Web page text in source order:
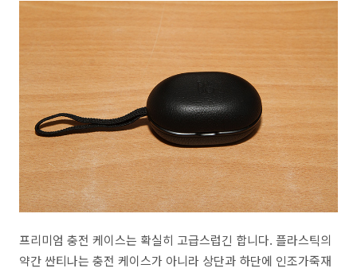
프리미엄 충전 케이스는 확실히 고급스럽긴 합니다. 플라스틱의
약간 싼티나는 충전 케이스가 아니라 상단과 하단에 인조가죽재